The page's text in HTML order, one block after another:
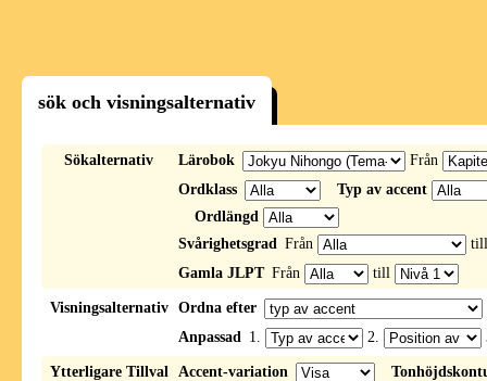
sök och visningsalternativ
Sökalternativ Lärobok
Från
Ordklass
Typ av accent
Ordlängd
Svårighetsgrad Från
Gamla JLPT Från till
Visningsalternativ
Ordna efter
Anpassad 1. 2.
Ytterligare Tillval Accent-variation